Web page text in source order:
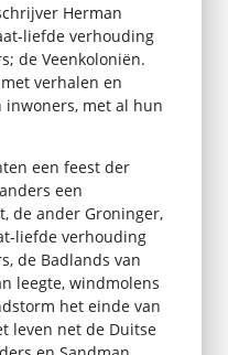
Herman
liefde verhouding
de Veenkoloniën.
verhalen en
inwoners, met al hun
een feest der
een
de ander Groninger,
liefde verhouding
de Badlands van
leegte, windmolens
het einde van
leven net de Duitse